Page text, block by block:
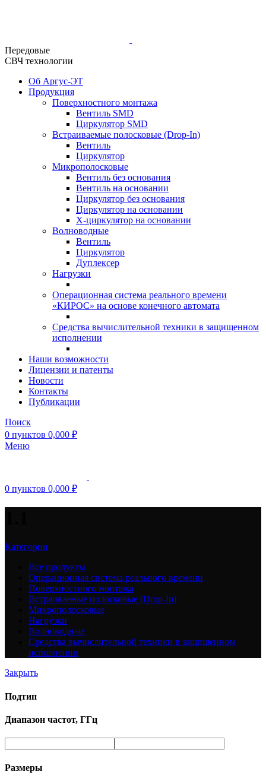
Передовые
СВЧ технологии
Об Аргус-ЭТ
Продукция
Поверхностного монтажа
Вентиль SMD
Циркулятор SMD
Встраиваемые полосковые (Drop-In)
Вентиль
Циркулятор
Микрополосковые
Вентиль без основания
Вентиль на основании
Циркулятор без основания
Циркулятор на основании
Х-циркулятор на основании
Волноводные
Вентиль
Циркулятор
Дуплексер
Нагрузки
Операционная система реального времени
«КИРОС» на основе конечного автомата
Средства вычислительной техники в защищенном
исполнении
Наши возможности
Лицензии и патенты
Новости
Контакты
Публикации
Поиск
0 пунктов 0,000 ₽
Меню
0 пунктов 0,000 ₽
Категории
Все продукты
Операционная система реального времени
Поверхностного монтажа
Встраиваемые полосковые (Drop-In)
Микрополосковые
Нагрузки
Волноводные
Средства вычислительной техники в защищенном
исполнении
Закрыть
Подтип
Диапазон частот, ГГц
Размеры